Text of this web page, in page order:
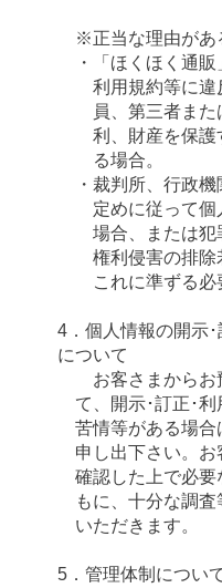
※正当な理由があ
・「ほくほく通
利用規約等に違
員、第三者ま
利、財産を保
る場合。
・裁判所、行政
定めに従って
場合、または犯
権利侵害の排
これに準ずる必
4．個人情報の開示
について
お客さまから
て、開示･訂正･
苦情等がある場
申し出下さい。
確認した上で必要
もに、十分な調
いただきます。
5．管理体制につい